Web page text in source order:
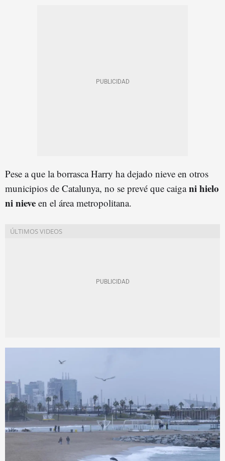
Pese a que la borrasca Harry ha dejado nieve en otros
municipios de Catalunya, no se prevé que caigani hielo
ni nieve en el área metropolitana.